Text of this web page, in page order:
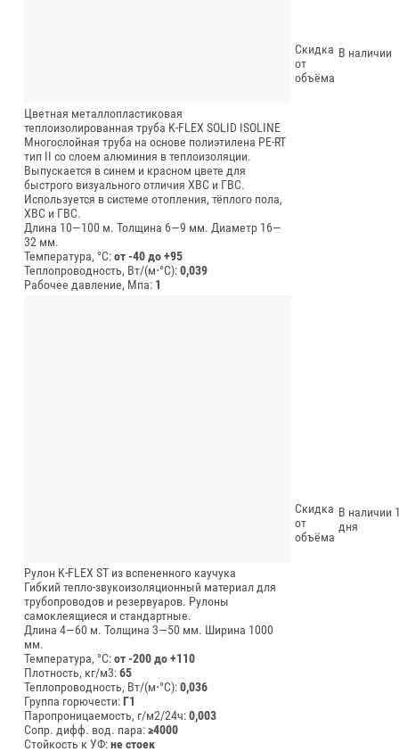
Цветная металлопластиковая
теплоизолированная труба K-FLEX SOLID ISOLINE
Многослойная труба на основе полиэтилена PE-RT
тип II со слоем алюминия в теплоизоляции.
Выпускается в синем и красном цвете для
быстрого визуального отличия ХВС и ГВС.
Используется в системе отопления, тёплого пола,
ХВС и ГВС.
Длина 10—100 м. Толщина 6—9 мм. Диаметр 16—
32 мм.
Температура, °C:от -40 до +95
Теплопроводность, Вт/(м⋅°С):0,039
Рабочее давление, Мпа: 1
Скидка
от
объёма
В наличии
Рулон K-FLEX ST из вспененного каучука
Гибкий тепло-звукоизоляционный материал для
трубопроводов и резервуаров. Рулоны
самоклеящиеся и стандартные.
Длина 4—60 м. Толщина 3—50 мм. Ширина 1000
мм.
Температура, °C:от -200 до +110
Плотность, кг/м3:65
Теплопроводность, Вт/(м⋅°С):0,036
Группа горючести:Г1
Паропроницаемость, г/м2/24ч:0,003
Сопр. дифф. вод. пара:≥4000
Стойкость к УФ:не стоек
Скидка
от
объёма
В наличии
дня